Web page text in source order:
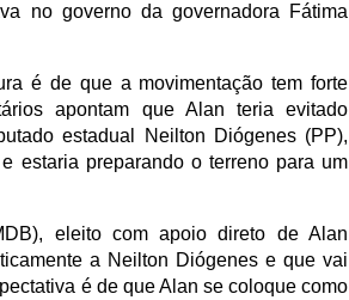
no governo da governadora Fátima
é de que a movimentação tem forte
apontam que Alan teria evitado
estadual Neilton Diógenes (PP),
estaria preparando o terreno para um
eleito com apoio direto de Alan
a Neilton Diógenes e que vai
é de que Alan se coloque como